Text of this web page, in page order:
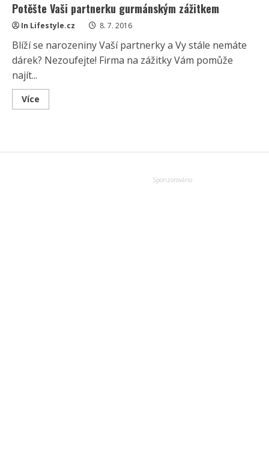
Potěšte Vaši partnerku gurmánským zážitkem
In Lifestyle.cz 8. 7. 2016
Blíží se narozeniny Vaší partnerky a Vy stále nemáte
dárek? Nezoufejte! Firma na zážitky Vám pomůže
najít...
Více
more